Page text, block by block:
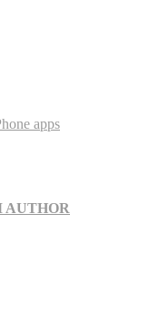
apps
AUTHOR